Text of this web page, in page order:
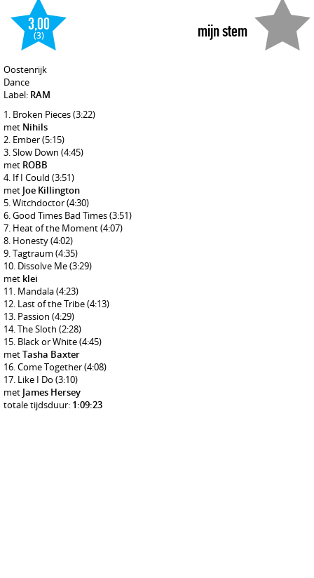
mijn stem
3,00
(3)
Oostenrijk
Dance
Label: RAM
Broken Pieces(3:22)
met Nihils
Ember(5:15)
Slow Down (4:45)
met ROBB
If I Could (3:51)
met Joe Killington
Witchdoctor(4:30)
Good Times Bad Times(3:51)
Heat of the Moment(4:07)
Honesty(4:02)
Tagtraum (4:35)
Dissolve Me(3:29)
met klei
Mandala(4:23)
Last of the Tribe(4:13)
Passion (4:29)
The Sloth (2:28)
Black or White(4:45)
metTasha Baxter
Come Together(4:08)
Like I Do (3:10)
met James Hersey
totale tijdsduur: 1:09:23